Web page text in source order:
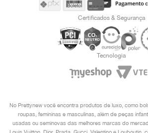
Certificados & Segurança
Tecnologia
No Prettynew você encontra produtos de luxo, como
roupas, femininas e masculinas, além de peças
usadas ou seminovas das melhores marcas do